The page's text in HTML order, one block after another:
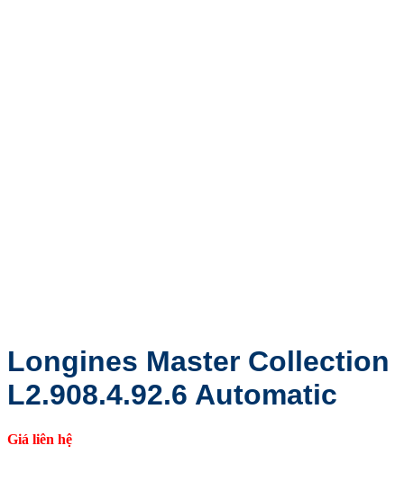
Longines Master Collection
L2.908.4.92.6 Automatic
Giá liên hệ